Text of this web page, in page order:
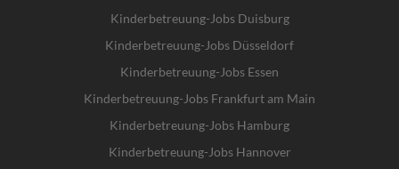
Kinderbetreuung-Jobs Duisburg
Kinderbetreuung-Jobs Düsseldorf
Kinderbetreuung-Jobs Essen
Kinderbetreuung-Jobs Frankfurt am Main
Kinderbetreuung-Jobs Hamburg
Kinderbetreuung-Jobs Hannover